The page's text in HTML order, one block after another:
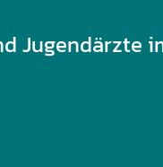
Jugendärzte